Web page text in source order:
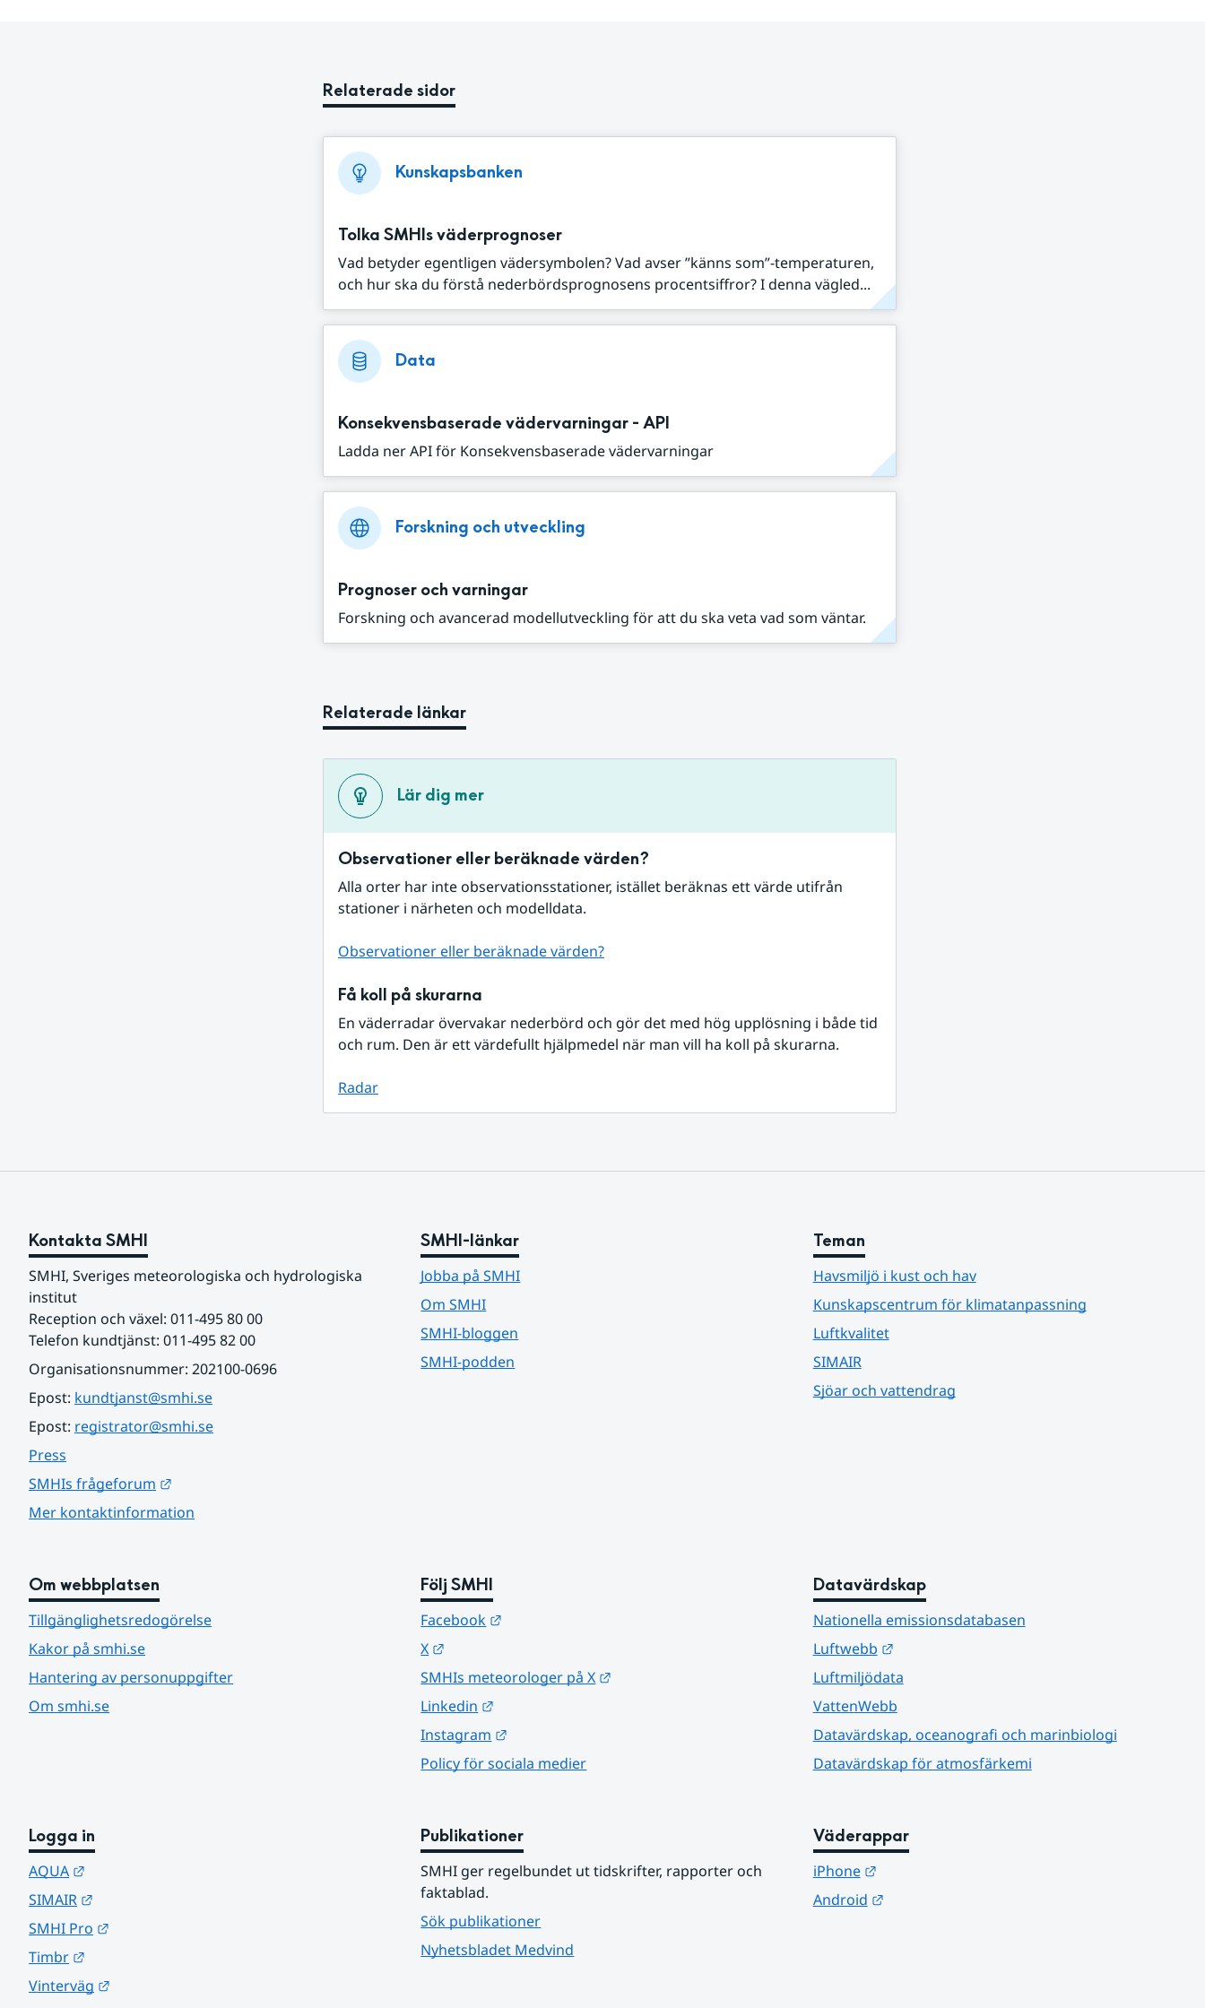
Relaterade sidor
Kunskapsbanken
Tolka SMHIs väderprognoser
Vad betyder egentligen vädersymbolen? Vad avser ”känns som”-temperaturen,
och hur ska du förstå nederbördsprognosens procentsiffror? I denna vägled...
Data
Konsekvensbaserade vädervarningar - API
Ladda ner API för Konsekvensbaserade vädervarningar
Forskning och utveckling
Prognoser och varningar
Forskning och avancerad modellutveckling för att du ska veta vad som väntar.
Relaterade länkar
Lär dig mer
Observationer eller beräknade värden?
Alla orter har inte observationsstationer, istället beräknas ett värde utifrån
stationer i närheten och modelldata.
Observationer eller beräknade värden?
Få koll på skurarna
En väderradar övervakar nederbörd och gör det med hög upplösning i både tid
och rum. Den är ett värdefullt hjälpmedel när man vill ha koll på skurarna.
Radar
Kontakta SMHI
SMHI, Sveriges meteorologiska och hydrologiska
institut
Reception och växel: 011-495 80 00
Telefon kundtjänst: 011-495 82 00
Organisationsnummer: 202100-0696
Epost: kundtjanst@smhi.se
Epost: registrator@smhi.se
Press
SMHIs frågeforum
Mer kontaktinformation
SMHI-länkar
Jobba på SMHI
Om SMHI
SMHI-bloggen
SMHI-podden
Teman
Havsmiljö i kust och hav
Kunskapscentrum för klimatanpassning
Luftkvalitet
SIMAIR
Sjöar och vattendrag
Om webbplatsen
Tillgänglighetsredogörelse
Kakor på smhi.se
Hantering av personuppgifter
Om smhi.se
Följ SMHI
Facebook
X
SMHIs meteorologer på X
Linkedin
Instagram
Policy för sociala medier
Datavärdskap
Nationella emissionsdatabasen
Luftwebb
Länk till annan webbplats.
Luftmiljödata
VattenWebb
Datavärdskap, oceanografi och marinbiologi
Datavärdskap för atmosfärkemi
Logga in
AQUA
SIMAIR
SMHI Pro
Timbr
Vinterväg
Publikationer
SMHI ger regelbundet ut tidskrifter, rapporter och
faktablad.
Sök publikationer
Nyhetsbladet Medvind
Väderappar
iPhone
Länk till annan webbplats.
Android
Länk till annan webbplats.